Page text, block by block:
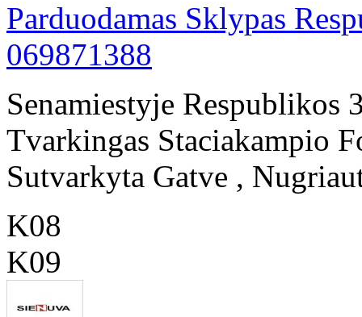
Parduodamas Sklypas
069871388
Senamiestyje Respublikos
Tvarkingas Staciakampio
Sutvarkyta Gatve ,
K08
K09